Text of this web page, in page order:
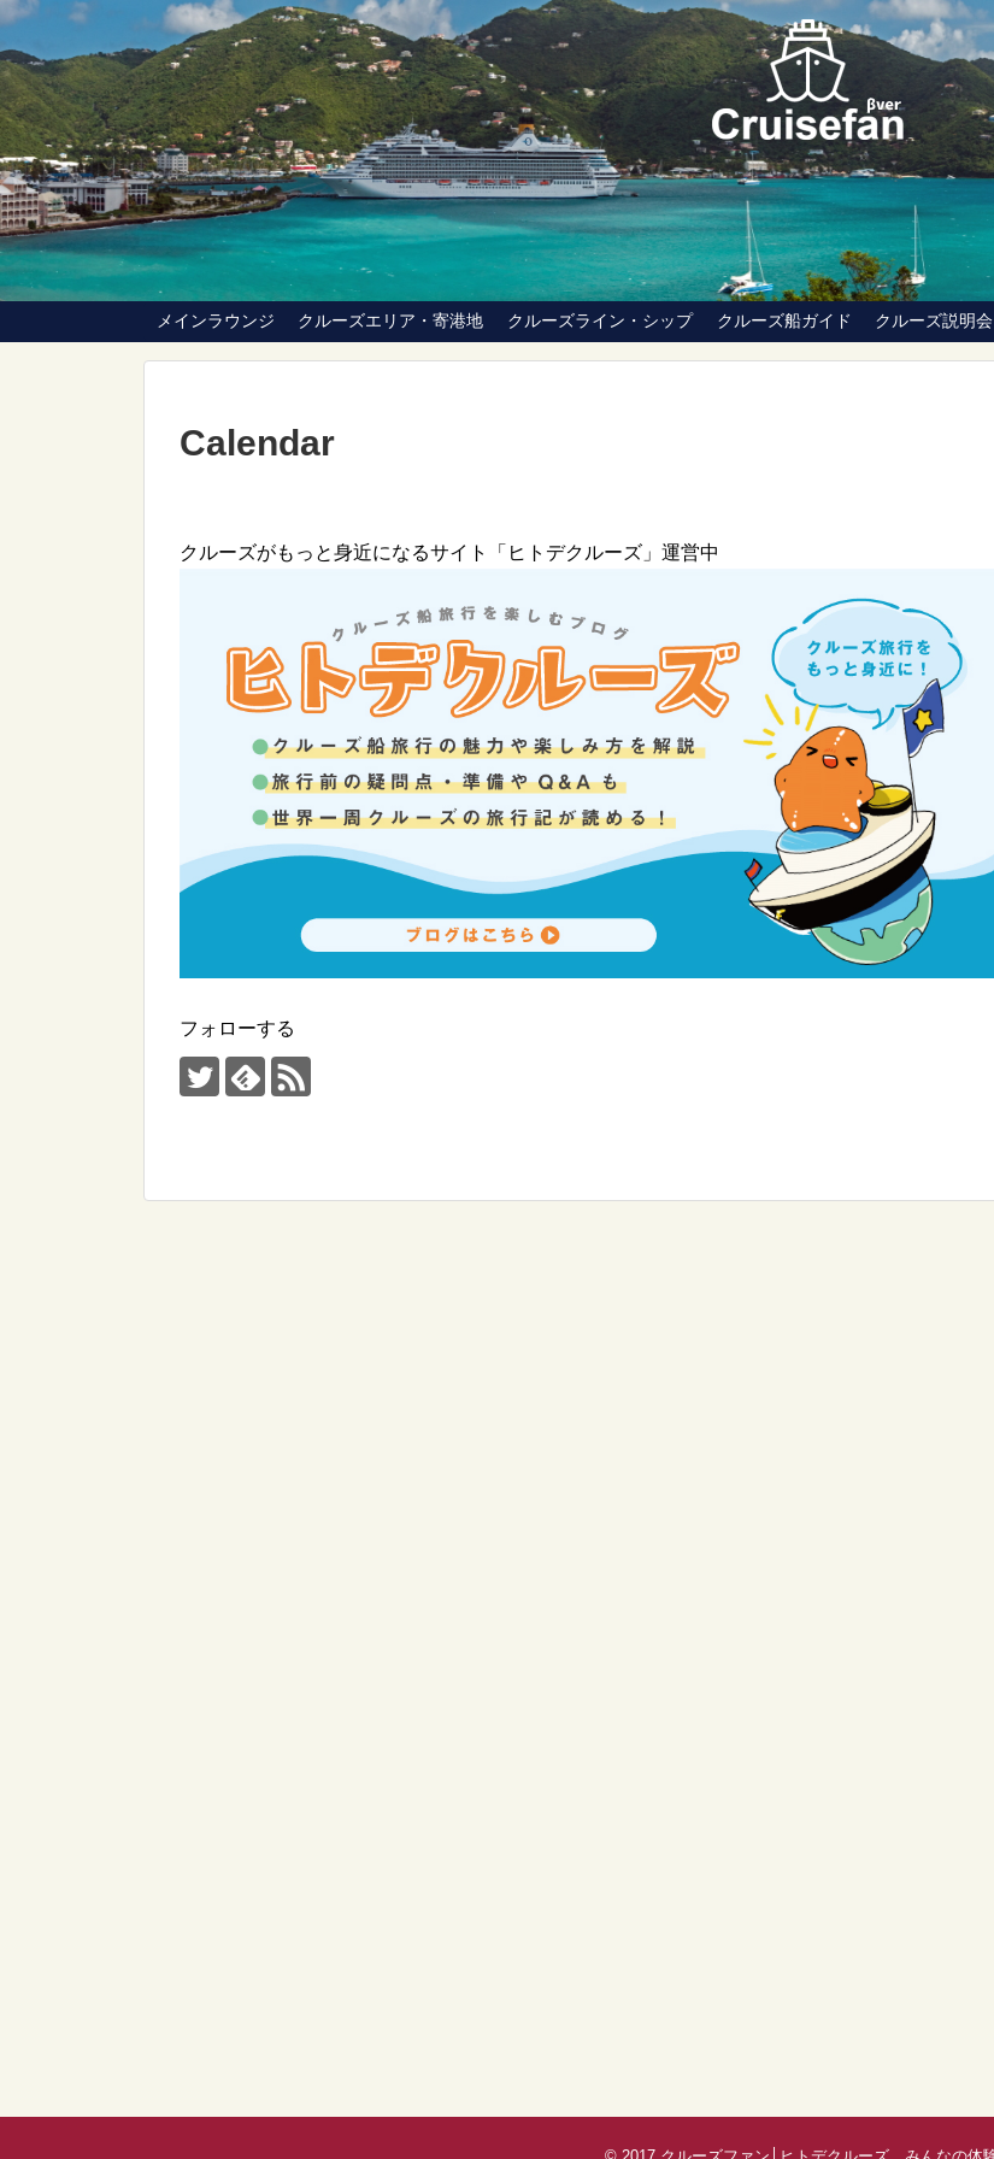
メインラウンジ クルーズエリア・寄港地 クルーズライン・シップ クルーズ船ガイド クルーズ説明
Calendar
クルーズがもっと身近になるサイト「ヒトデクルーズ」運営中
フォローする